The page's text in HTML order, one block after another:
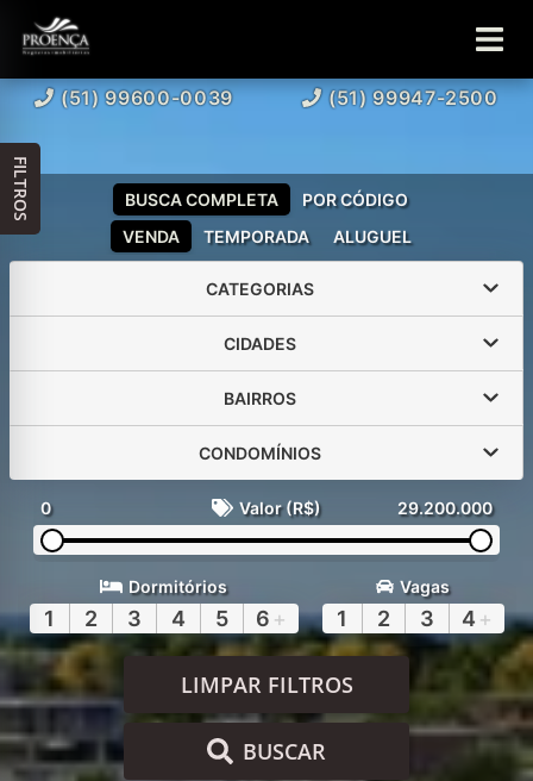
(51) 99600-0039 (51) 99947-2500
VENDA TEMPORADA ALUGUEL
BUSCA COMPLETA POR CÓDIGO
CATEGORIAS
CIDADES
BAIRROS
CONDOMÍNIOS
0 Valor (R$) 29.200.000
Dormitórios
1 2 3 4 5 6 +
Vagas
1 2 3 4 +
LIMPAR FILTROS
BUSCAR
FILTROS